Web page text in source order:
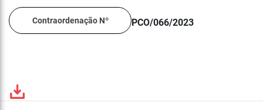
Contraordenação Nº PCO/066/2023